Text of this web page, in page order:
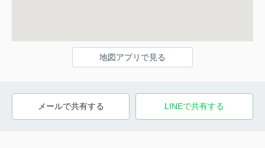
地図アプリで見る
メールで共有する LINEで共有する